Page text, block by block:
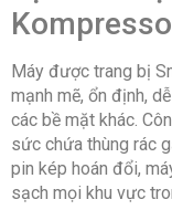
Máy được trang bị
mạnh mẽ, ổn định,
các bề mặt khác.
sức chứa thùng rác
pin kép hoán đổi,
sạch mọi khu vực